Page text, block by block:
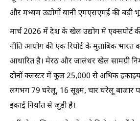
और मध्यम उद्योगों यानी एमएसएमई की बड़ी
मार्च 2026 में देश के खेल उद्योग में एक्सपोर्ट
नीति आयोग की एक रिपोर्ट के मुताबिक
आधारित है। मेरठ और जालंधर खेल सामग्री
दोनों क्लस्टर में कुल 25,000 से अधिक
लगभग 79 घरेलू, 16 सूक्ष्म, चार घरेलू बाजार
इकाई निर्यात से जुड़ी है।